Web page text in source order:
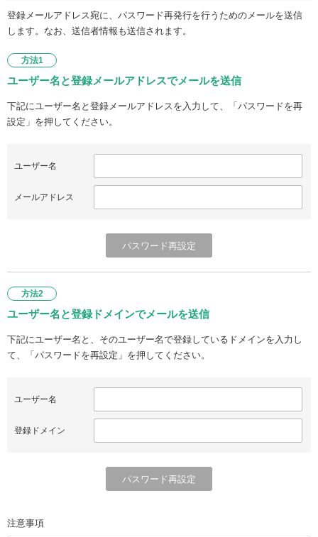
登録メールアドレス宛に、パスワード再発行を行うためのメールを送信
します。なお、送信者情報も送信されます。
方法1
ユーザー名と登録メールアドレスでメールを送信
下記にユーザー名と登録メールアドレスを入力して、「パスワードを再
設定」を押してください。
ユーザー名
メールアドレス
方法2
ユーザー名と登録ドメインでメールを送信
下記にユーザー名と、そのユーザー名で登録しているドメインを入力し
て、「パスワードを再設定」を押してください。
ユーザー名
登録ドメイン
注意事項